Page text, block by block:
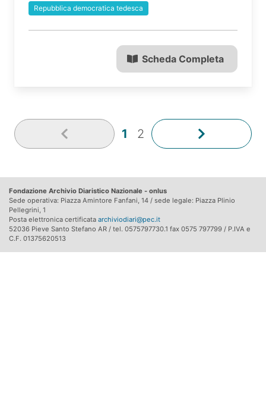
Repubblica democratica tedesca
Scheda Completa
1 2
Fondazione Archivio Diaristico Nazionale - onlus
Sede operativa: Piazza Amintore Fanfani, 14 / sede legale: Piazza Plinio
Pellegrini, 1
Posta elettronica certificata archiviodiari@pec.it
52036 Pieve Santo Stefano AR / tel. 0575797730.1 fax 0575 797799 / P.IVA e
C.F. 01375620513